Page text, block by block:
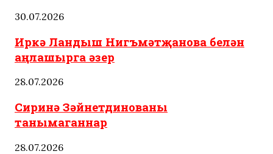
30.07.2026
Иркә Ландыш Нигъмәтҗанова белән
аңлашырга әзер
28.07.2026
Сиринә Зәйнетдинованы
танымаганнар
28.07.2026